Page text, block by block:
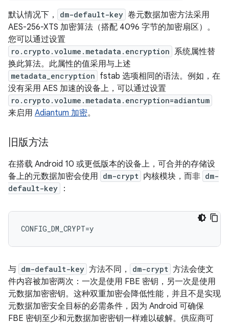
默认情况下，
dm-default-key 卷元数据加密方法采用
AES-256-XTS 加密算法（搭配 4096 字节的加密扇区）。
您可以通过设置
ro.crypto.volume.metadata.encryption 系统属性替
换此算法。此属性的值采用与上述
metadata_encryption fstab 选项相同的语法。例如，在
没有采用 AES 加速的设备上，可以通过设置
ro.crypto.volume.metadata.encryption=adiantum
来启用 Adiantum 加密。
旧版方法
在搭载 Android 10 或更低版本的设备上，可合并的存储设
备上的元数据加密会使用 dm-crypt 内核模块，而非 dm-
default-key
：
与 dm-default-key 方法不同， dm-crypt 方法会使文
件内容被加密两次：一次是使用 FBE 密钥，另一次是使用
元数据加密密钥。这种双重加密会降低性能，并且不是实现
元数据加密安全目标的必需条件，因为 Android 可确保
FBE 密钥至少和元数据加密密钥一样难以破解。供应商可